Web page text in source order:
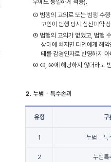
우에도 동일하게 적용).
① 범행의 고의로 또는 범행 수
고인이 범행 당시 심신미약
② 범행의 고의가 없었고, 범행
상태에 빠지면 타인에게 해
태를 감경인자로 반영하지
③ ①, ②에 해당하지 않더라도
2. 누범ㆍ특수손괴
유형 구
1 누범ㆍ특
2 누범특